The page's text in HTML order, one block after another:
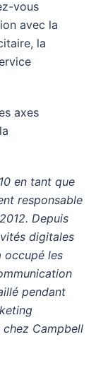
vous
avec la
la
axes
en tant que
responsable
Depuis
digitales
occupé les
pendant
chez Campbell